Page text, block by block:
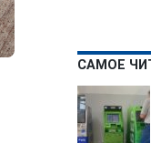
САМОЕ